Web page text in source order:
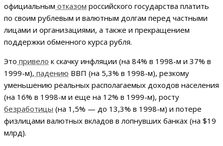
официальным отказом российского государства платить
по своим рублевым и валютным долгам перед частными
лицами и организациями, а также и прекращением
поддержки обменного курса рубля.
Это привело к скачку инфляции (на 84% в 1998-м и 37% в
1999-м), падению ВВП (на 5,3% в 1998-м), резкому
уменьшению реальных располагаемых доходов населения
(на 16% в 1998-м и еще на 12% в 1999-м), росту
безработицы (на 1,5% — до 13,3% в 1998-м) и потере
физлицами валютных вкладов в лопнувших банках (на $19
млрд).